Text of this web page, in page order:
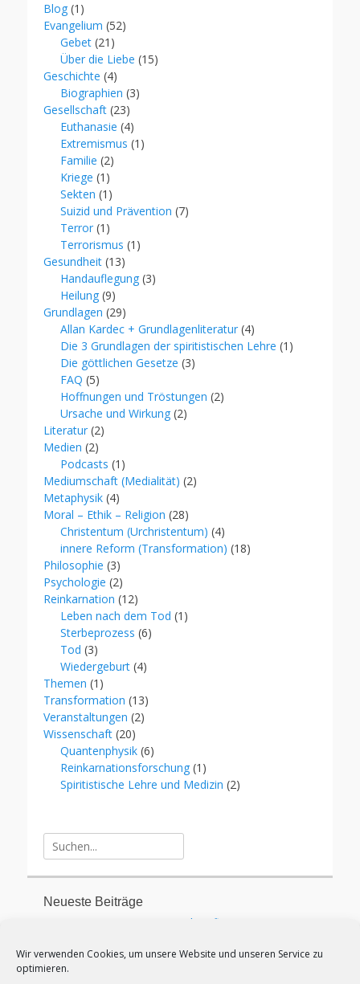
Wir verwenden Cookies, um unsere Website und unseren Service zu
optimieren.
Blog (1)
Evangelium (52)
Gebet (21)
Über die Liebe (15)
Geschichte (4)
Biographien (3)
Gesellschaft (23)
Euthanasie (4)
Extremismus (1)
Familie (2)
Kriege (1)
Sekten (1)
Suizid und Prävention (7)
Terror (1)
Terrorismus (1)
Gesundheit (13)
Handauflegung (3)
Heilung (9)
Grundlagen (29)
Allan Kardec + Grundlagenliteratur (4)
Die 3 Grundlagen der spiritistischen Lehre (1)
Die göttlichen Gesetze (3)
FAQ (5)
Hoffnungen und Tröstungen (2)
Ursache und Wirkung (2)
Literatur (2)
Medien (2)
Podcasts (1)
Mediumschaft (Medialität) (2)
Metaphysik (4)
Moral – Ethik – Religion (28)
Christentum (Urchristentum) (4)
innere Reform (Transformation) (18)
Philosophie (3)
Psychologie (2)
Reinkarnation (12)
Leben nach dem Tod (1)
Sterbeprozess (6)
Tod (3)
Wiedergeburt (4)
Themen (1)
Transformation (13)
Veranstaltungen (2)
Wissenschaft (20)
Quantenphysik (6)
Reinkarnationsforschung (1)
Spiritistische Lehre und Medizin (2)
Suche
für:
Neueste Beiträge
Espiritismo Hoje – Entre a Filosofia Livre e o Dogma
Der Spiritismus heute – zwischen freier Philosophie
und religiöser Dogmatik